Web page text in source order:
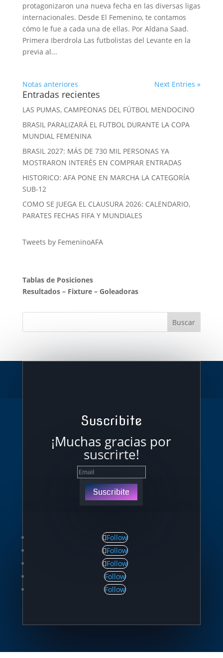
protagonizaron una nueva fecha en las diversas ligas
internacionales. Desde El Femenino, te contamos
cómo le fue a cada una de ellas. Por Aldana Saad.
Primera Iberdrola Las futbolistas del Levante en la
previa al...
Notas anteriores Next Entries »
Entradas recientes
LAS PUMAS, CAMPEONAS DEL FÚTBOL MENDOCINO
BRASIL PARALIZARÁ EL FUTBOL DURANTE LA COPA
MUNDIAL FEMENINA
BRASIL 2027: MÁS DE 730 MIL PERSONAS YA
MOSTRARON INTERÉS EN COMPRAR ENTRADAS
HISTORICO: AFA PONE EN MARCHA LA CATEGORÍA
SUB-12
COMO SE JUEGA EL CLAUSURA 2026: CALENDARIO,
PARATES FECHAS FIFA Y MUNDIALES
Tweets by FemeninoAFA
Tablas de Posiciones
Resultados– Fixture– Goleadoras
Suscribite
¡Muchas gracias por
suscrirte!
Suscribite
Follow
Follow
Follow
Follow
Follow